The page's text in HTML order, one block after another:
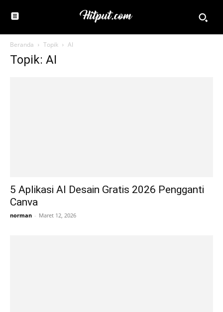
Beranda Topik AI
Topik: AI
5 Aplikasi AI Desain Gratis 2026 Pengganti
Canva
norman - Maret 12, 2026